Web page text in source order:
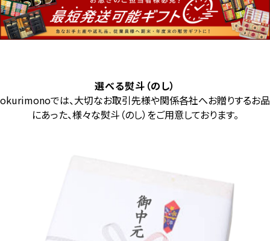
選べる熨斗（のし）
okurimonoでは、大切なお取引先様や関係各社へお贈りするお品
にあった、様々な熨斗（のし）をご用意しております。